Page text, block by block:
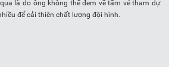
là do ông không thể đem về tấm vé tham dự
để cải thiện chất lượng đội hình.